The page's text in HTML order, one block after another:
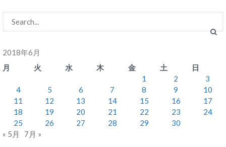
2018年6月
月
火 水 木 金 土
日
1
2
3
4
5 6 7 8 9
10
11
12 13 14 15 16
17
18
19 20 21 22 23
24
25
26 27 28 29
30
« 5月
7月 »